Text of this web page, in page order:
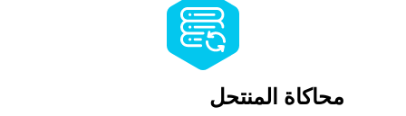
محاكاة المنتحل